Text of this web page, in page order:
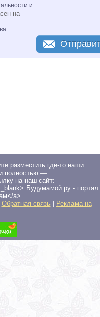
и
на
разместить где-то наши
полностью —
на наш сайт:
Будумамой.ру - портал
a>
Обратная связь
Реклама на